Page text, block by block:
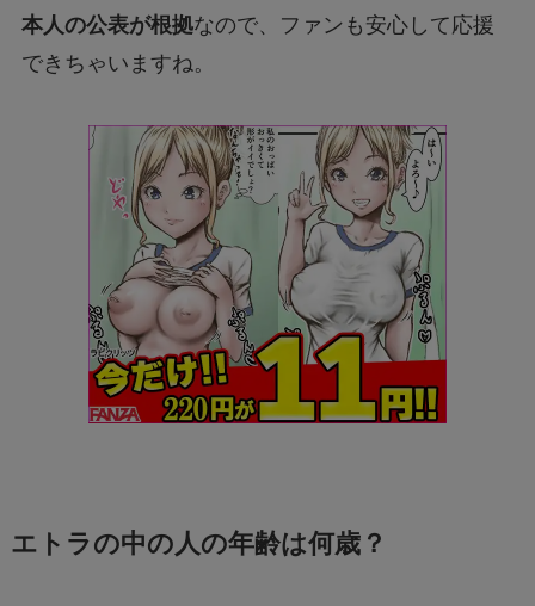
本人の公表が根拠なので、ファンも安心して応援
できちゃいますね。
エトラの中の人の年齢は何歳？